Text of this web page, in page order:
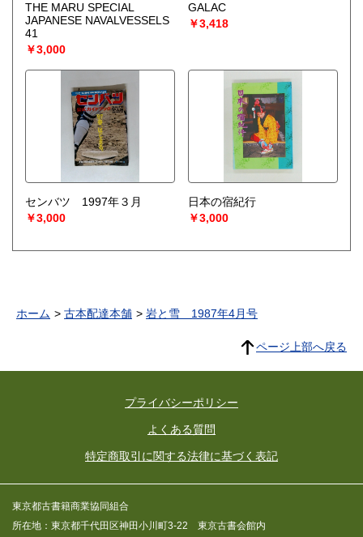
THE MARU SPECIAL
JAPANESE NAVALVESSELS
41
￥3,000
GALAC
￥3,418
センバツ 1997年３月
￥3,000
日本の宿紀行
￥3,000
ホーム 古本配達本舗 岩と雪 1987年4月号
ページ上部へ戻る
プライバシーポリシー
よくある質問
特定商取引に関する法律に基づく表記
東京都古書籍商業協同組合
所在地：東京都千代田区神田小川町3-22 東京古書会館内